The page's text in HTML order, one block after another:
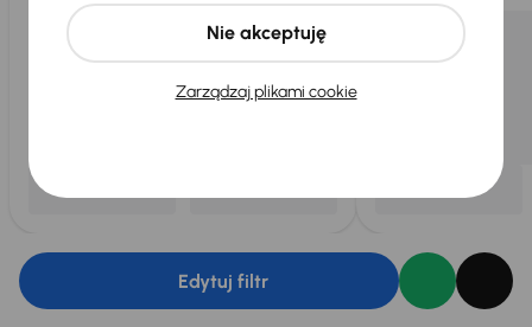
Edytuj filtr
Zarządzaj plikami cookie
Nie akceptuję